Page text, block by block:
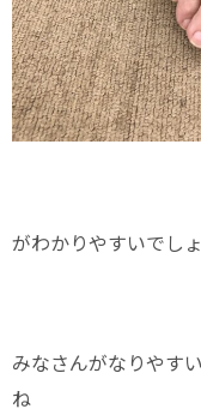
がわかりやすいでし
みなさんがなりやす
ね